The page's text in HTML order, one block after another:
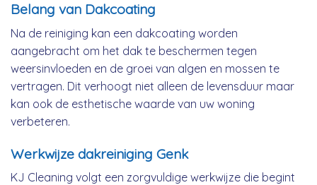
Belang van Dakcoating
Na de reiniging kan een dakcoating worden
aangebracht om het dak te beschermen tegen
weersinvloeden en de groei van algen en mossen te
vertragen. Dit verhoogt niet alleen de levensduur maar
kan ook de esthetische waarde van uw woning
verbeteren.
Werkwijze dakreiniging Genk
KJ Cleaning volgt een zorgvuldige werkwijze die begint